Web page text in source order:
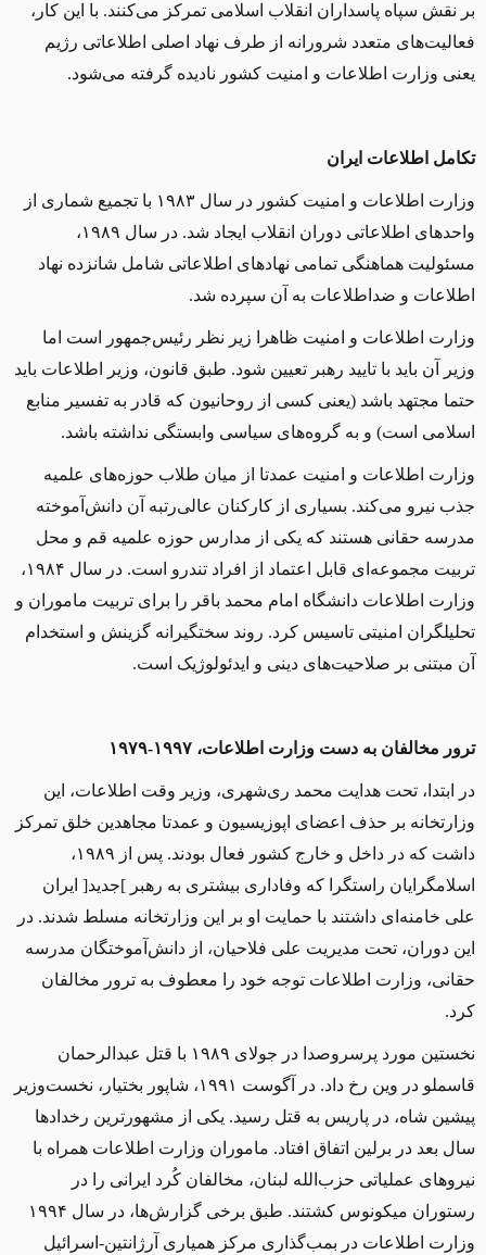
بر نقش سپاه پاسداران انقلاب اسلامی تمرکز می‌کنند. با این کار،
فعالیت‌های متعدد شرورانه از طرف نهاد اصلی اطلاعاتی رژیم
یعنی وزارت اطلاعات و امنیت کشور نادیده گرفته می‌شود.
تکامل اطلاعات ایران
وزارت اطلاعات و امنیت کشور در سال ۱۹۸۳ با تجمیع شماری از
واحدهای اطلاعاتی دوران انقلاب ایجاد شد. در سال ۱۹۸۹،
مسئولیت هماهنگی تمامی نهادهای اطلاعاتی شامل شانزده نهاد
اطلاعات و ضداطلاعات به آن سپرده‌ شد.
وزارت اطلاعات و امنیت ظاهرا زیر نظر رئیس‌جمهور است اما
وزیر آن باید با تایید رهبر تعیین شود. طبق قانون، وزیر اطلاعات باید
حتما مجتهد باشد (یعنی کسی از روحانیون که قادر به تفسیر منابع
اسلامی است) و به گروه‌های سیاسی وابستگی‌ نداشته باشد.
وزارت اطلاعات و امنیت عمدتا از میان طلاب حوزه‌های علمیه
جذب نیرو می‌کند. بسیاری از کارکنان عالی‌رتبه آن دانش‌آموخته
مدرسه حقانی هستند که یکی از مدارس حوزه‌ علمیه قم و محل
تربیت مجموعه‌ای قابل اعتماد از افراد تندرو است. در سال ۱۹۸۴،
وزارت اطلاعات دانشگاه امام محمد باقر را برای تربیت ماموران و
تحلیلگران امنیتی تاسیس کرد. روند سختگیرانه گزینش و استخدام
آن مبتنی بر صلاحیت‌های دینی و ایدئولوژیک است.
ترور مخالفان به دست وزارت اطلاعات، ۱۹۹۷-۱۹۷۹
در ابتدا، تحت هدایت محمد ری‌شهری، وزیر وقت اطلاعات، این
وزارتخانه بر حذف اعضای اپوزیسیون و عمدتا مجاهدین خلق تمرکز
داشت که در داخل و خارج کشور فعال بودند. پس از ۱۹۸۹،
اسلامگرایان راستگرا که وفاداری بیشتری به رهبر ]جدید[ ایران
علی خامنه‌ای داشتند با حمایت او بر این وزارتخانه مسلط شدند. در
این دوران، تحت مدیریت علی فلاحیان، از دانش‌آموختگان مدرسه
حقانی، وزارت اطلاعات توجه خود را معطوف به ترور مخالفان
کرد.
نخستین مورد پرسروصدا در جولای ۱۹۸۹ با قتل عبدالرحمان
قاسملو در وین رخ داد.
در آگوست ۱۹۹۱، شاپور بختیار، نخست‌وزیر
پیشین شاه، در پاریس به قتل رسید. یکی از مشهورترین رخدادها
سال بعد در برلین اتفاق افتاد. ماموران وزارت اطلاعات همراه با
نیروهای عملیاتی حزب‌الله لبنان، مخالفان کُرد ایرانی را در
رستوران میکونوس کشتند. طبق برخی گزارش‌ها، در سال ۱۹۹۴
وزارت اطلاعات در بمب‌گذاری مرکز همیاری آرژانتین-اسرائیل